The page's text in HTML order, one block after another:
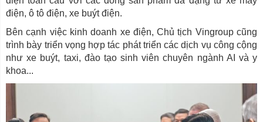
điện, ô tô điện, xe buýt điện.
Bên cạnh việc kinh doanh xe điện, Chủ tịch Vingroup cũng
trình bày triển vọng hợp tác phát triển các dịch vụ công cộng
như xe buýt, taxi, đào tạo sinh viên chuyên ngành AI và y
khoa...